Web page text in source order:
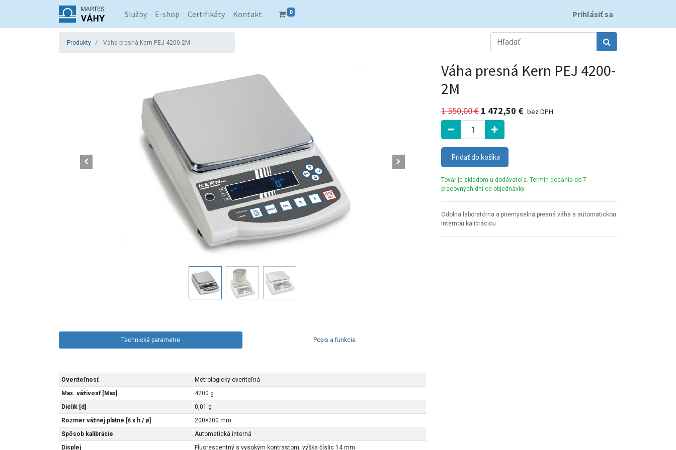
Služby E-shop Certifikáty Kontakt 0 Prihlásiť sa
Produkty Váha presná Kern PEJ 4200-2M
Váha presná Kern PEJ 4200-
2M
1 550,00€ 1 472,50 € bez DPH
Pridať do košíka
Tovar je skladom u dodávateľa. Termín dodania do 7
pracovných dní od objednávky.
Odolná laboratórna a priemyselná presná váha s automatickou
internou kalibráciou
Technické parametre Popis a funkcie
Overiteľnosť
Metrologicky overiteľná
Max. váživosť [Max]
4200 g
Dielik [d]
0,01 g
Rozmer vážnej platne [š x h / ø]
200×200 mm
Spôsob kalibrácie
Automatická interná
Displej
Fluorescentný s vysokým kontrastom, výška číslic 14 mm